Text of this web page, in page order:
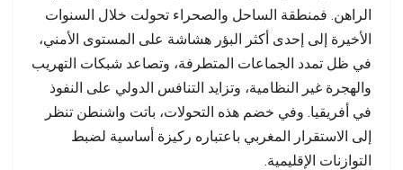
الراهن. فمنطقة الساحل والصحراء تحولت خلال السنوات
الأخيرة إلى إحدى أكثر البؤر هشاشة على المستوى الأمني،
في ظل تمدد الجماعات المتطرفة، وتصاعد شبكات التهريب
والهجرة غير النظامية، وتزايد التنافس الدولي على النفوذ
في أفريقيا. وفي خضم هذه التحولات، باتت واشنطن تنظر
إلى الاستقرار المغربي باعتباره ركيزة أساسية لضبط
التوازنات الإقليمية.